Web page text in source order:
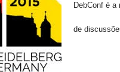
DebConf éa
de